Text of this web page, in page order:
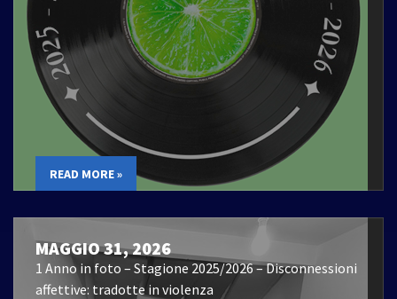
READ MORE »
MAGGIO 31, 2026
1 Anno in foto – Stagione 2025/2026 – Disconnessioni
affettive: tradotte in violenza